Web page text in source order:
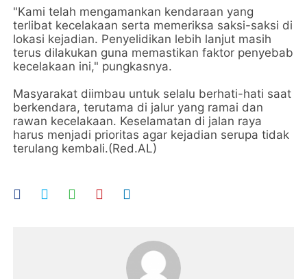
"Kami telah mengamankan kendaraan yang
terlibat kecelakaan serta memeriksa saksi-saksi di
lokasi kejadian. Penyelidikan lebih lanjut masih
terus dilakukan guna memastikan faktor penyebab
kecelakaan ini," pungkasnya.
Masyarakat diimbau untuk selalu berhati-hati saat
berkendara, terutama di jalur yang ramai dan
rawan kecelakaan. Keselamatan di jalan raya
harus menjadi prioritas agar kejadian serupa tidak
terulang kembali.(Red.AL)